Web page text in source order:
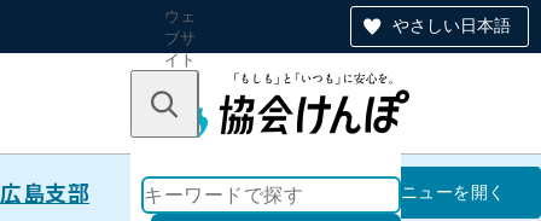
やさしい日本語
ウェ
ブサ
イト
のナ
ン
キーワードで探す
広島支部 広島支部
メニューを開く